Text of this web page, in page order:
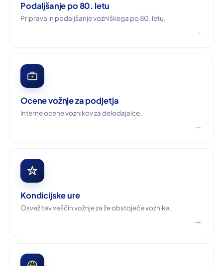
Podaljšanje po 80. letu
Priprava in podaljšanje vozniškega po 80. letu.
→
Ocene vožnje za podjetja
Interne ocene voznikov za delodajalce.
→
Kondicijske ure
Osvežitev veščin vožnje za že obstoječe voznike.
→